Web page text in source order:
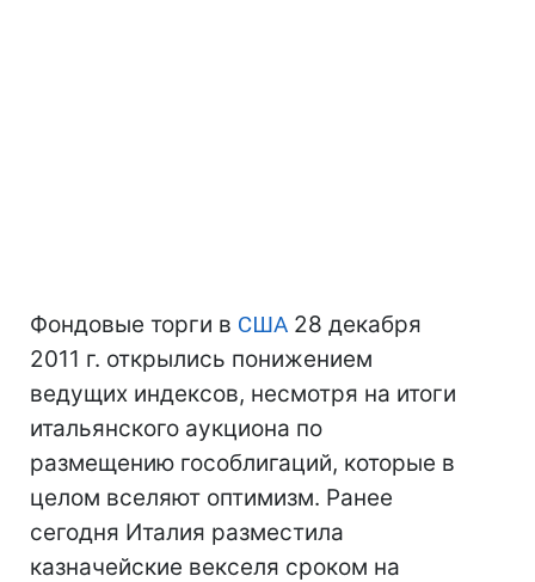
Фондовые торги в США 28 декабря
2011 г. открылись понижением
ведущих индексов, несмотря на итоги
итальянского аукциона по
размещению гособлигаций, которые в
целом вселяют оптимизм. Ранее
сегодня Италия разместила
казначейские векселя сроком на